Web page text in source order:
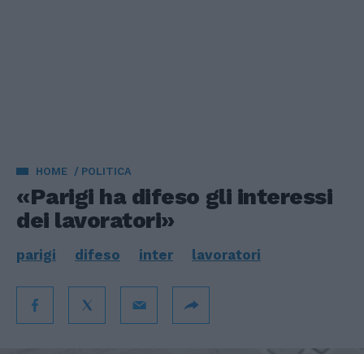
HOME POLITICA
«Parigi ha difeso gli interessi
dei lavoratori»
parigi difeso inter lavoratori